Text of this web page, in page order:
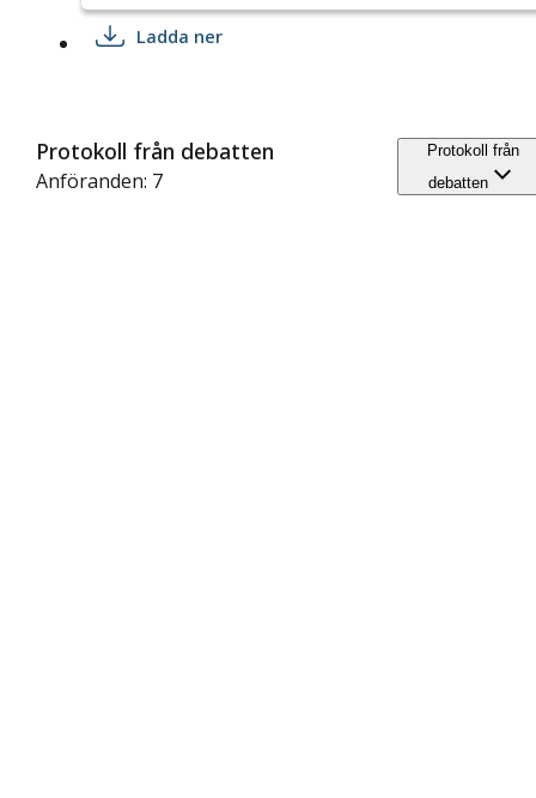
Ladda ner
Protokoll från debatten
Anföranden: 7
Protokoll från
debatten